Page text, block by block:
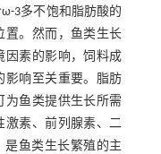
3多不饱和脂肪酸的
置。然而，鱼类生长
因素的影响，饲料成
影响至关重要。脂肪
为鱼类提供生长所需
激素、前列腺素、二
是鱼类生长繁殖的主